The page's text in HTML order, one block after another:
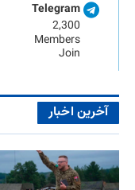
Telegram
2,300
Members
Join
آخرین اخبار